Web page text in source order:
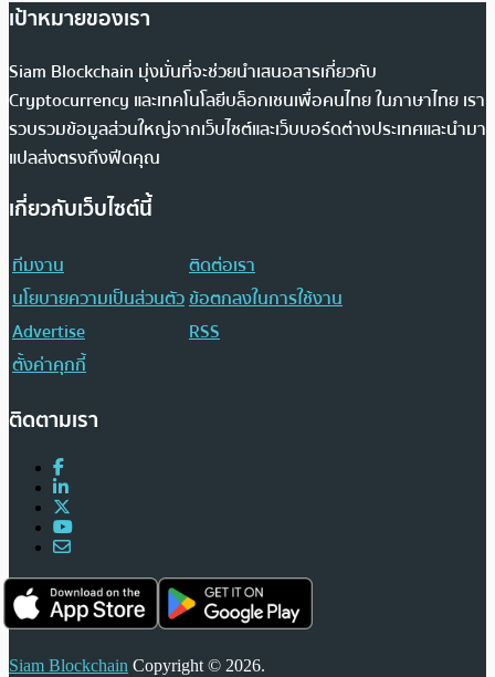
เป้าหมายของเรา
Siam Blockchain มุ่งมั่นที่จะช่วยนำเสนอสารเกี่ยวกับ
Cryptocurrency และเทคโนโลยีบล็อกเชนเพื่อคนไทย ในภาษาไทย เรา
รวบรวมข้อมูลส่วนใหญ่จากเว็บไซต์และเว็บบอร์ดต่างประเทศและนำมา
แปลส่งตรงถึงฟีดคุณ
เกี่ยวกับเว็บไซต์นี้
ทีมงาน
ติดต่อเรา
นโยบายความเป็นส่วนตัวข้อตกลงในการใช้งาน
Advertise
RSS
ตั้งค่าคุกกี้
ติดตามเรา
Siam Blockchain Copyright © 2026.